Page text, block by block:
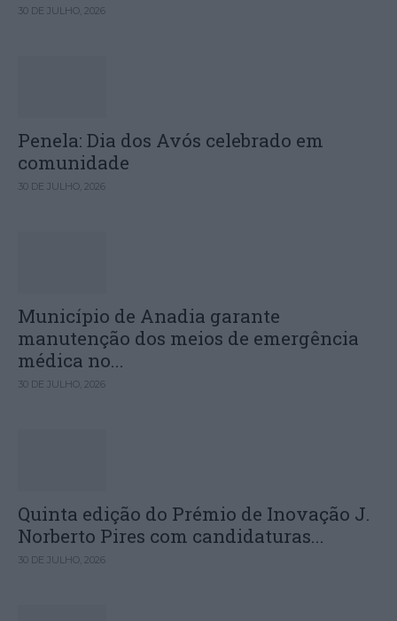
30 DE JULHO, 2026
Penela: Dia dos Avós celebrado em
comunidade
30 DE JULHO, 2026
Município de Anadia garante
manutenção dos meios de emergência
médica no...
30 DE JULHO, 2026
Quinta edição do Prémio de Inovação J.
Norberto Pires com candidaturas...
30 DE JULHO, 2026